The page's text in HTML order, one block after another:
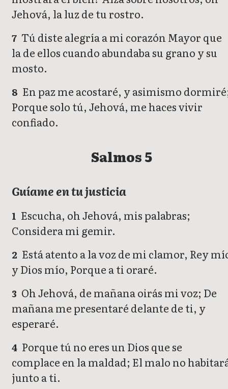
Jehová, la luz de tu rostro.
7 Tú diste alegría a mi corazón Mayor que
la de ellos cuando abundaba su grano y su
mosto.
8 En paz me acostaré, y asimismo
Porque solo tú, Jehová, me haces vivir
confiado.
Salmos 5
Guíame en tu justicia
1 Escucha, oh Jehová, mis palabras;
Considera mi gemir.
2 Está atento a la voz de mi clamor, Rey
y Dios mío, Porque a ti oraré.
3 Oh Jehová, de mañana oirás mi voz; De
mañana me presentaré delante de ti, y
esperaré.
4 Porque tú no eres un Dios que se
complace en la maldad; El malo no
junto a ti.